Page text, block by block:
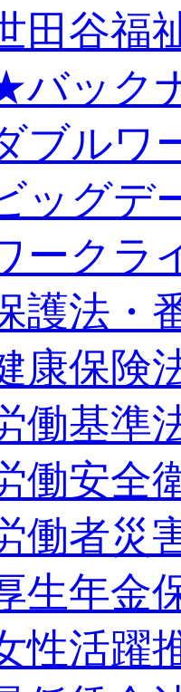
田谷福
バック
ブルワ
ッグデ
ークラ
護法・
康保険
働基準
働安全
働者災
生年金
性活躍